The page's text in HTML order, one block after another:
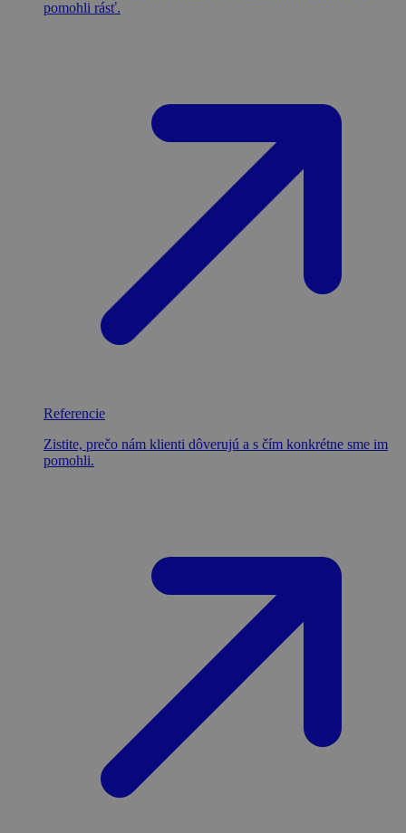
pomohli rásť.
Referencie
Zistite, prečo nám klienti dôverujú a s čím konkrétne sme im
pomohli.